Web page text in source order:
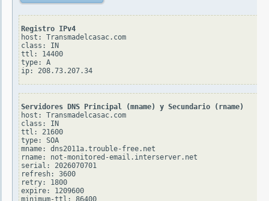
Registro IPv4
host: Transmadelcasac.com
class: IN
ttl: 14400
type: A
Servidores DNS Principal (mname) y Secundario (rname)
host: Transmadelcasac.com
class: IN
ttl: 21600
type: SOA
mname: dns2011a.trouble-free.net
rname: not-monitored-email.interserver.net
serial: 2026070701
refresh: 3600
retry: 1800
expire: 1209600